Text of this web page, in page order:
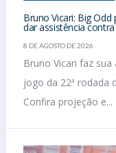
Bruno Vicari: Big
dar assistência
8 DE AGOSTO DE 2026
Bruno Vicari faz
jogo da 22ª rodada
Confira projeção e...